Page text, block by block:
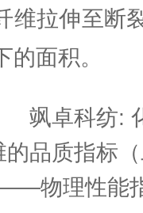
维拉伸至断
面积。